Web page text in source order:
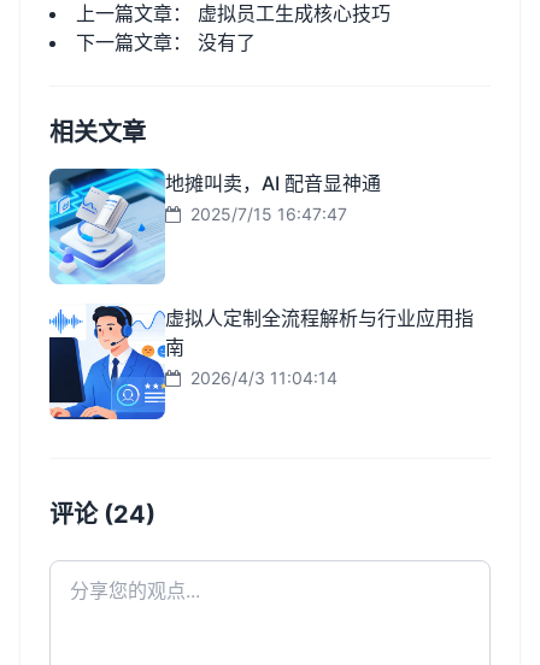
上一篇文章： 虚拟员工生成核心技巧
下一篇文章： 没有了
相关文章
地摊叫卖，AI 配音显神通
2025/7/15 16:47:47
虚拟人定制全流程解析与行业应用指
南
2026/4/3 11:04:14
评论 (24)